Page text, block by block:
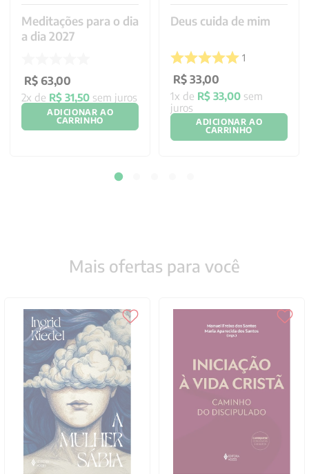
Meditações para o dia
a dia 2027
R$ 63,00
2x de R$ 31,50 sem juros
ADICIONAR AO
CARRINHO
Deus cuida de mim
1
R$ 33,00
1x de R$ 33,00 sem
juros
ADICIONAR AO
CARRINHO
Mais ofertas para você